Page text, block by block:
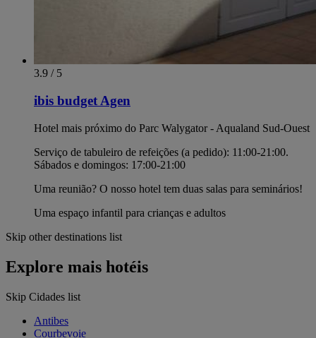
3.9 / 5
ibis budget Agen
Hotel mais próximo do Parc Walygator - Aqualand Sud-Ouest
Serviço de tabuleiro de refeições (a pedido): 11:00-21:00.
Sábados e domingos: 17:00-21:00
Uma reunião? O nosso hotel tem duas salas para seminários!
Uma espaço infantil para crianças e adultos
Skip other destinations list
Explore mais hotéis
Skip Cidades list
Antibes
Courbevoie